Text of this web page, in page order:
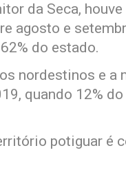
da Seca,
agosto e
do estado.
nordestinos e a
quando 12%
potiguar é